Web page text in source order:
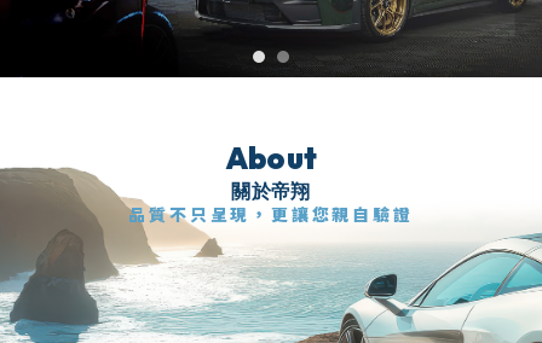
內湖外匯車
外匯車買賣
台北外匯車買賣
About
關於帝翔
品質不只呈現，更讓您親自驗證